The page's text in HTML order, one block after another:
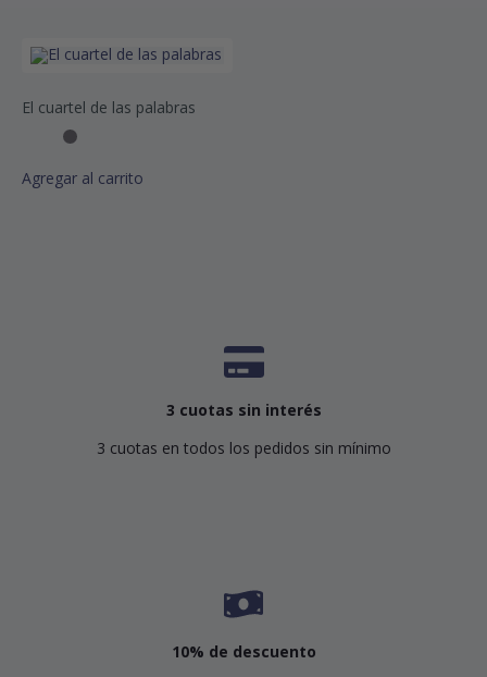
El cuartel de las palabras
Agregar al carrito
3 cuotas sin interés
3 cuotas en todos los pedidos sin mínimo
10% de descuento